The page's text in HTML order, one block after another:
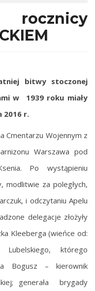
rocznicy
bitwy stoczonej
w 1939roku miały
2016 r.
Cmentarzu Wojennym z
Warszawa pod
Po wystąpieniu
modlitwie za poległych,
i odczytaniu Apelu
delegacje złożyły
Kleeberga (wieńce od:
Lubelskiego, którego
Bogusz – kierownik
generała brygady